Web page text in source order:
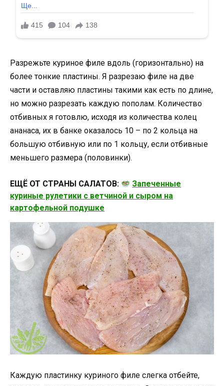
Разрежьте куриное филе вдоль (горизонтально) на
более тонкие пластины. Я разрезаю филе на две
части и оставляю пластины такими как есть по длине,
но можно разрезать каждую пополам. Количество
отбивных я готовлю, исходя из количества колец
ананаса, их в банке оказалось 10 – по 2 кольца на
большую отбивную или по 1 кольцу, если отбивные
меньшего размера (половинки).
ЕЩЁ ОТ СТРАНЫ САЛАТОВ:
Запеченные
куриные рулетики с ветчиной и сыром на
картофельной подушке
Каждую пластинку куриного филе слегка отбейте,